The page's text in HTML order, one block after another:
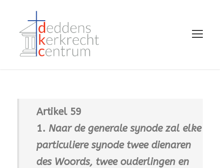
Artikel 59
1. Naar de generale synode zal elke
particuliere synode twee dienaren
des Woords, twee ouderlingen en